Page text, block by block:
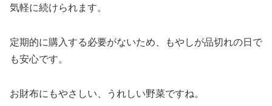
気軽に続けられます。
定期的に購入する必要がないため、もやしが品切れの日で
も安心です。
お財布にもやさしい、うれしい野菜ですね。